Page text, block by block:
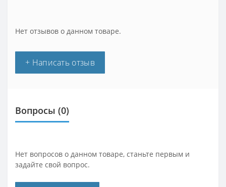
Нет отзывов о данном товаре.
+ Написать отзыв
Вопросы (0)
Нет вопросов о данном товаре, станьте первым и
задайте свой вопрос.